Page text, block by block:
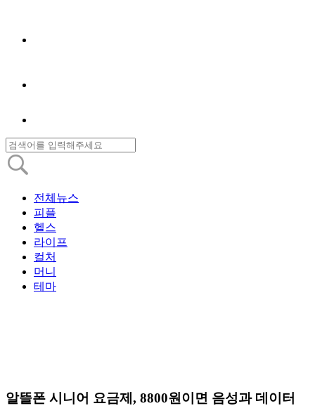
전체뉴스
피플
헬스
라이프
컬처
머니
테마
알뜰폰 시니어 요금제, 8800원이면 음성과 데이터